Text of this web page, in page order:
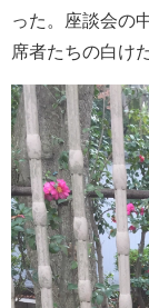
った。座談会の
席者たちの白け